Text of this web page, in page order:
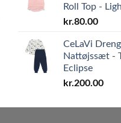
Roll Top -
kr.80.00
CeLaVi
Nattøjssæt -
Eclipse
kr.200.00